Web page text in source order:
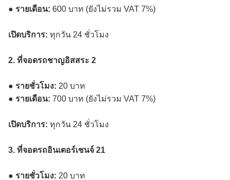
● รายเดือน: 600 บาท (ยังไม่รวม VAT 7%)
เปิดบริการ: ทุกวัน 24 ชั่วโมง
2. ที่จอดรถชาญอิสสระ 2
● รายชั่วโมง: 20 บาท
● รายเดือน: 700 บาท (ยังไม่รวม VAT 7%)
เปิดบริการ: ทุกวัน 24 ชั่วโมง
3. ที่จอดรถอินเตอร์เชนจ์ 21
● รายชั่วโมง: 20 บาท